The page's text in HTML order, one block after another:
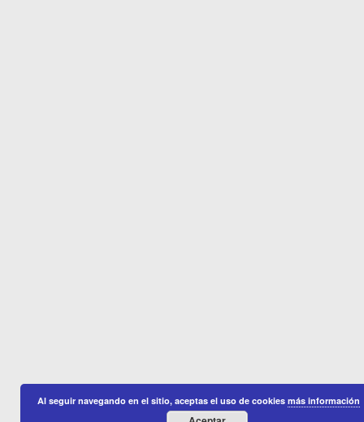
Al seguir navegando en el sitio, aceptas el uso de cookiesmás información